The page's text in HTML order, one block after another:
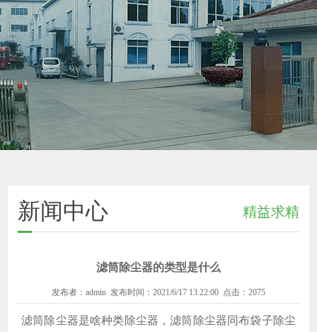
新闻中心 精益求精
滤筒除尘器的类型是什么
发布者：admin 发布时间：2021/6/17 13:22:00 点击：2075
滤筒除尘器是啥种类除尘器，滤筒除尘器同布袋子除尘